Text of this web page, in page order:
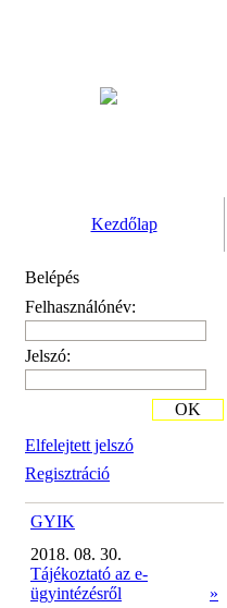
Kezdőlap
Belépés
Felhasználónév:
Jelszó:
Elfelejtett jelszó
Regisztráció
OK
GYIK
2018. 08. 30.
Tájékoztató az e-
ügyintézésről
»